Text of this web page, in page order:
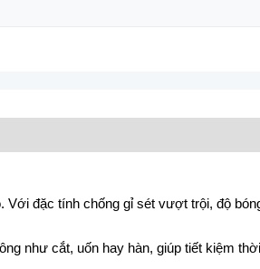
đặc tính chống gỉ sét vượt trội, độ
như cắt, uốn hay hàn, giúp tiết kiệm